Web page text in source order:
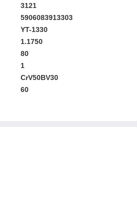
3121
5906083913303
YT-1330
1.1750
80
1
CrV50BV30
60